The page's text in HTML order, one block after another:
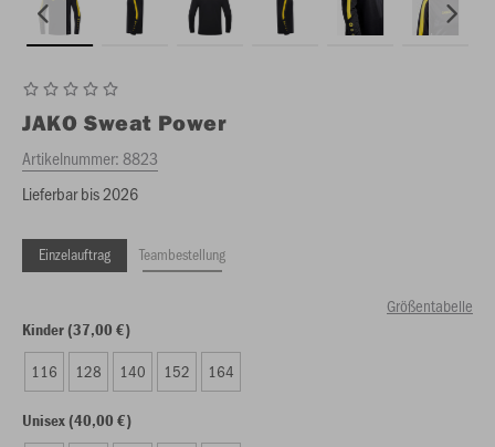
JAKO Sweat Power
Artikelnummer:8823
Lieferbar bis 2026
Einzelauftrag Teambestellung
Größentabelle
Kinder (37,00 €)
116 128 140 152 164
Unisex (40,00 €)